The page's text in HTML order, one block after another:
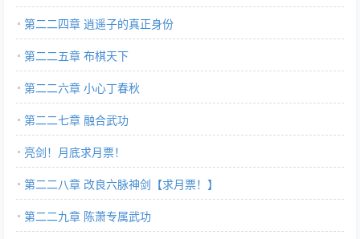
第二二四章 逍遥子的真正身份
第二二五章 布棋天下
第二二六章 小心丁春秋
第二二七章 融合武功
亮剑！月底求月票！
第二二八章 改良六脉神剑【求月票！】
第二二九章 陈萧专属武功